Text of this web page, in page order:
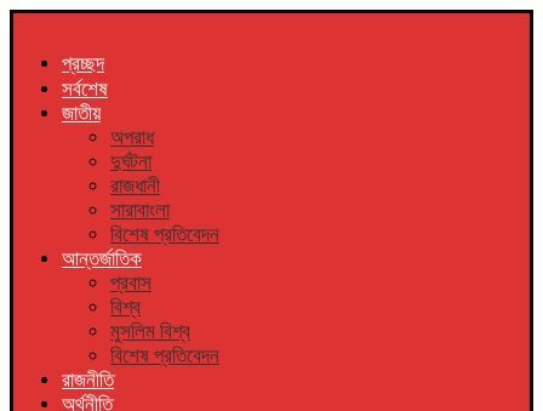
প্রচ্ছদ
সর্বশেষ
জাতীয়
অপরাধ
দুর্ঘটনা
রাজধানী
সারাবাংলা
বিশেষ প্রতিবেদন
আন্তর্জাতিক
প্রবাস
বিশ্ব
মুসলিম বিশ্ব
বিশেষ প্রতিবেদন
রাজনীতি
অর্থনীতি